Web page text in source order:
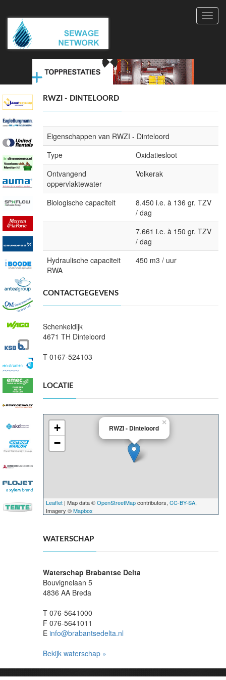
RWZI - DINTELOORD
Eigenschappen van RWZI - Dinteloord
Type
Oxidatiesloot
Ontvangend
oppervlaktewater
Volkerak
Biologische capaciteit
8.450 i.e. à 136 gr. TZV
/ dag
7.661 i.e. à 150 gr. TZV
/ dag
Hydraulische capaciteit
RWA
450 m3 / uur
CONTACTGEGEVENS
Schenkeldijk
4671 TH Dinteloord
T 0167-524103
LOCATIE
RWZI - Dinteloord
×
+
−
Leaflet | Map data ©OpenStreetMapcontributors, CC-BY-SA,
Imagery ©Mapbox
WATERSCHAP
Waterschap Brabantse Delta
Bouvignelaan 5
4836 AA Breda
T 076-5641000
F 076-5641011
E info@brabantsedelta.nl
Bekijk waterschap »